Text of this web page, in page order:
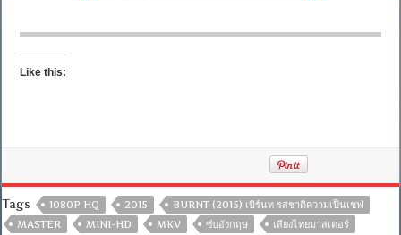
Like this:
Tags 1080P HQ 2015
BURNT (2015) เบิร์นท รสชาติความเป็นเชฟ
MASTER
MINI-HD MKV ซับอังกฤษ เสียงไทยมาสเตอร์